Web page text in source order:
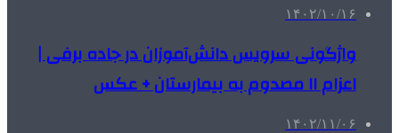
۱۴۰۲/۱۰/۱۶
واژگونی سرویس دانش‌آموزان در جاده برفی |
اعزام ۱۱ مصدوم به بیمارستان + عکس
۱۴۰۲/۱۱/۰۶